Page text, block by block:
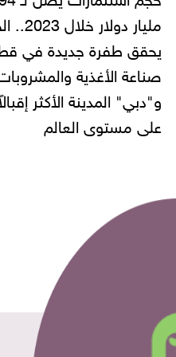
شركة مطاعم استولى على
أموال المواطنين بزعم